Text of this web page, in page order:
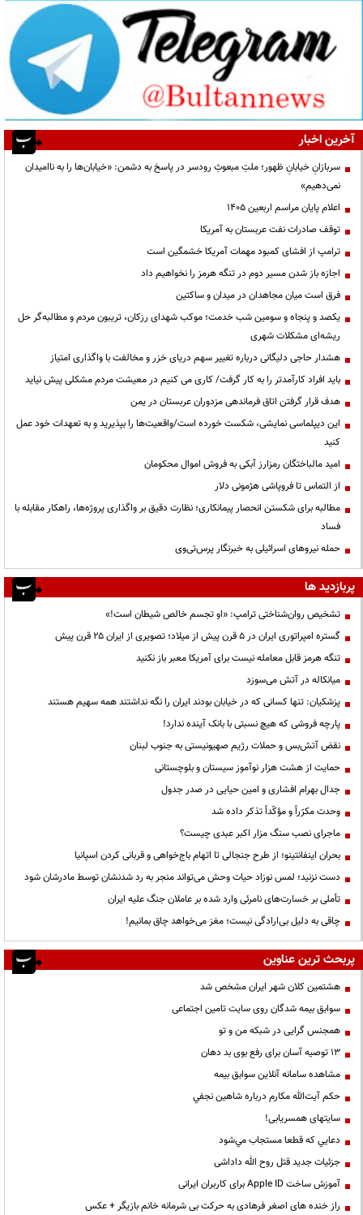
آخرین اخبار
سربازانِ خیابانِ ظهور؛ ملتِ مبعوثِ رودسر در پاسخ به دشمن: «خیابان‌ها را به ناامیدان
نمی‌دهیم»
اعلام پایان مراسم اربعین ۱۴۰۵
توقف صادرات نفت عربستان به آمریکا
ترامپ از افشای کمبود مهمات آمریکا خشمگین است
اجازه باز شدن مسیر دوم در تنگه هرمز را نخواهیم داد
فرق است میان مجاهدان در میدان و ساکتین
یکصد و پنجاه و سومین شب خدمت؛ موکب شهدای رزکان، تریبون مردم و مطالبه‌گر حل
ریشه‌ای مشکلات شهری
هشدار حاجی دلیگانی درباره تغییر سهم دریای خزر و مخالفت با واگذاری امتیاز
باید افراد کارآمدتر را به کار گرفت/ کاری می کنیم در معیشت مردم مشکلی پیش نیاید
هدف قرار گرفتن اتاق‌ فرماندهی مزدوران عربستان در یمن
این دیپلماسی نمایشی، شکست خورده است/واقعیت‌ها را بپذیرید و به تعهدات خود عمل
کنید
امید مالباختگان رمزارز آبکی به فروش اموال محکومان
از التماس تا فروپاشی هژمونی دلار
مطالبه برای شکستن انحصار پیمانکاری؛ نظارت دقیق بر واگذاری پروژه‌ها، راهکار مقابله با
فساد
حمله نیروهای اسرائیلی به خبرنگار پرس‌تی‌وی
پربازدید ها
تشخیص روان‌شناختی ترامپ: «او تجسم خالص شیطان است!»
گستره امپراتوری ایران در ۵ قرن پیش از میلاد؛ تصویری از ایران ۲۵ قرن پیش
تنگه هرمز قابل معامله نیست برای آمریکا معبر باز نکنید
میانکاله در آتش می‌سوزد
پزشکیان: تنها کسانی که در خیابان بودند ایران را نگه نداشتند همه سهیم هستند
پارچه فروشی که هیچ نسبتی با بانک آینده ندارد!
نقض آتش‌بس و حملات رژیم صهیونیستی به جنوب لبنان
حمایت از هشت هزار نوآموز سیستان و بلوچستانی
جدال بهرام افشاری و امین حیایی در صدر جدول
وحدت مکرّراً و مؤکّداً تذکر داده شد
ماجرای نصب سنگ مزار اکبر عبدی چیست؟
بحران اینفانتینو؛ از طرح جنجالی تا اتهام باج‌خواهی و قربانی کردن اسپانیا
دست نزنید؛ لمس نوزاد حیات وحش می‌تواند منجر به رد شدنشان توسط مادرشان شود
تأملی بر خسارت‌های نامرئی وارد شده بر عاملان جنگ علیه ایران
چاقی به دلیل بی‌ارادگی نیست؛ مغز می‌خواهد چاق بمانیم!
پربحث ترین عناوین
هشتمین کلان شهر ایران مشخص شد
سوابق بیمه شدگان روی سایت تامین اجتماعی
همجنس گرایی در شبکه من و تو
13 توصیه آسان برای رفع بوی بد دهان
مشاهده سامانه آنلاين سوابق بیمه
حكم آيت‌الله مكارم درباره شاهين نجفي
سایتهای همسریابی!
دعايي كه قطعا مستجاب مي‌شود
جزئیات جدید قتل روح الله داداشی
آموزش ساخت Apple ID برای کاربران ایرانی
راز خنده های اصغر فرهادی به حرکت بی شرمانه خانم بازیگر + عکس